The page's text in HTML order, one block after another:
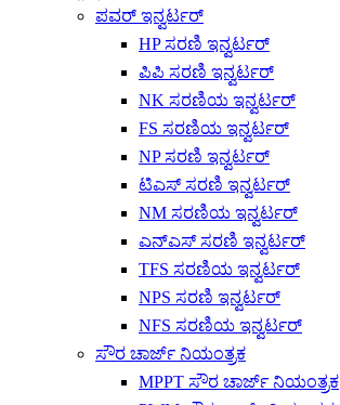
ಪವರ್ ಇನ್ವರ್ಟರ್
HP ಸರಣಿ ಇನ್ವರ್ಟರ್
ಪಿಪಿ ಸರಣಿ ಇನ್ವರ್ಟರ್
NK ಸರಣಿಯ ಇನ್ವರ್ಟರ್
FS ಸರಣಿಯ ಇನ್ವರ್ಟರ್
NP ಸರಣಿ ಇನ್ವರ್ಟರ್
ಟಿಎಸ್ ಸರಣಿ ಇನ್ವರ್ಟರ್
NM ಸರಣಿಯ ಇನ್ವರ್ಟರ್
ಎನ್ಎಸ್ ಸರಣಿ ಇನ್ವರ್ಟರ್
TFS ಸರಣಿಯ ಇನ್ವರ್ಟರ್
NPS ಸರಣಿ ಇನ್ವರ್ಟರ್
NFS ಸರಣಿಯ ಇನ್ವರ್ಟರ್
ಸೌರ ಚಾರ್ಜ್ ನಿಯಂತ್ರಕ
MPPT ಸೌರ ಚಾರ್ಜ್ ನಿಯಂತ್ರಕ